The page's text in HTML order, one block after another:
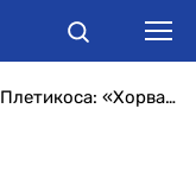
Стипе Плетикоса: «Хорваты заряжены эмоциями после войны»